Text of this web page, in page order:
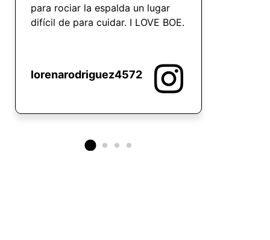
para rociar la espalda un lugar
difícil de para cuidar. I LOVE BOE.
lorenarodriguez4572